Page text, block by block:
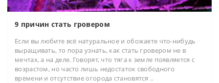
9 причин стать гровером
Если вы любите всё натуральное и обожаете что-нибудь
выращивать, то пора узнать, как стать гровером не в
мечтах, а на деле. Говорят, что тяга к земле появляется с
возрастом, но часто лишь недостаток свободного
времени и отсутствие огорода становятся ..